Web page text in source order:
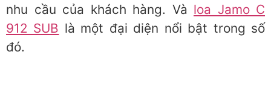
nhu cầu của khách hàng. Và loa Jamo C
912 SUB là một đại diện nổi bật trong số
đó.